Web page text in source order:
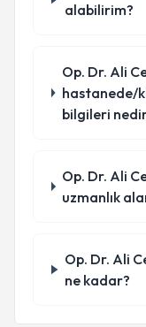
alabilirim?
Op. Dr. Ali
hastanede/
bilgileri
Op. Dr. Ali
uzmanlık
Op. Dr. Ali
ne kadar?